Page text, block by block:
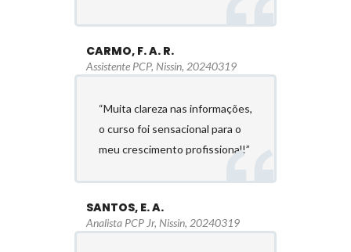
CARMO, F. A. R.
Assistente PCP, Nissin, 20240319
“Muita clareza nas informações,
o curso foi sensacional para o
meu crescimento profissional!”
SANTOS, E. A.
Analista PCP Jr, Nissin, 20240319